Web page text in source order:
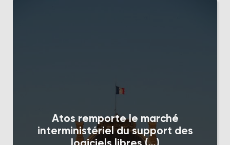
Atos remporte le marché
interministériel du support des